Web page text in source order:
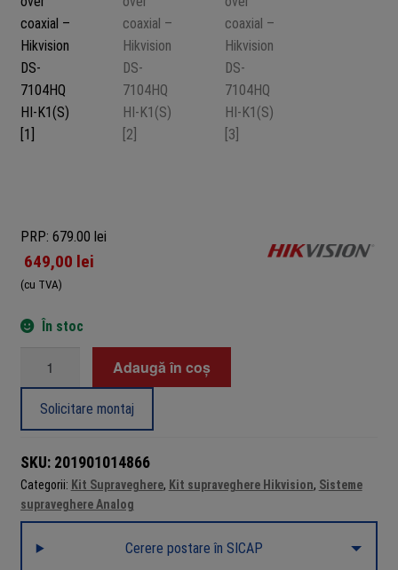
PRP: 679.00 lei
649,00 lei
(cu TVA)
În stoc
supraveghere
video
Hikvision
2
Turbo
Adaugă în coș
Solicitare montaj
SKU: 201901014866
Categorii: Kit Supraveghere, Kit supraveghere Hikvision, Sisteme
supraveghere Analog
Cerere postare în SICAP